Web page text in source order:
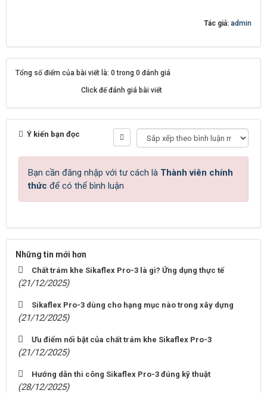
Tác giả: admin
Tổng số điểm của bài viết là: 0 trong 0 đánh giá
Click để đánh giá bài viết
Ý kiến bạn đọc
Bạn cần đăng nhập với tư cách là Thành viên chính
thức để có thể bình luận
Những tin mới hơn
Chất trám khe Sikaflex Pro-3 là gì? Ứng dụng thực tế
(21/12/2025)
Sikaflex Pro-3 dùng cho hạng mục nào trong xây dựng
(21/12/2025)
Ưu điểm nổi bật của chất trám khe Sikaflex Pro-3
(21/12/2025)
Hướng dẫn thi công Sikaflex Pro-3 đúng kỹ thuật
(28/12/2025)